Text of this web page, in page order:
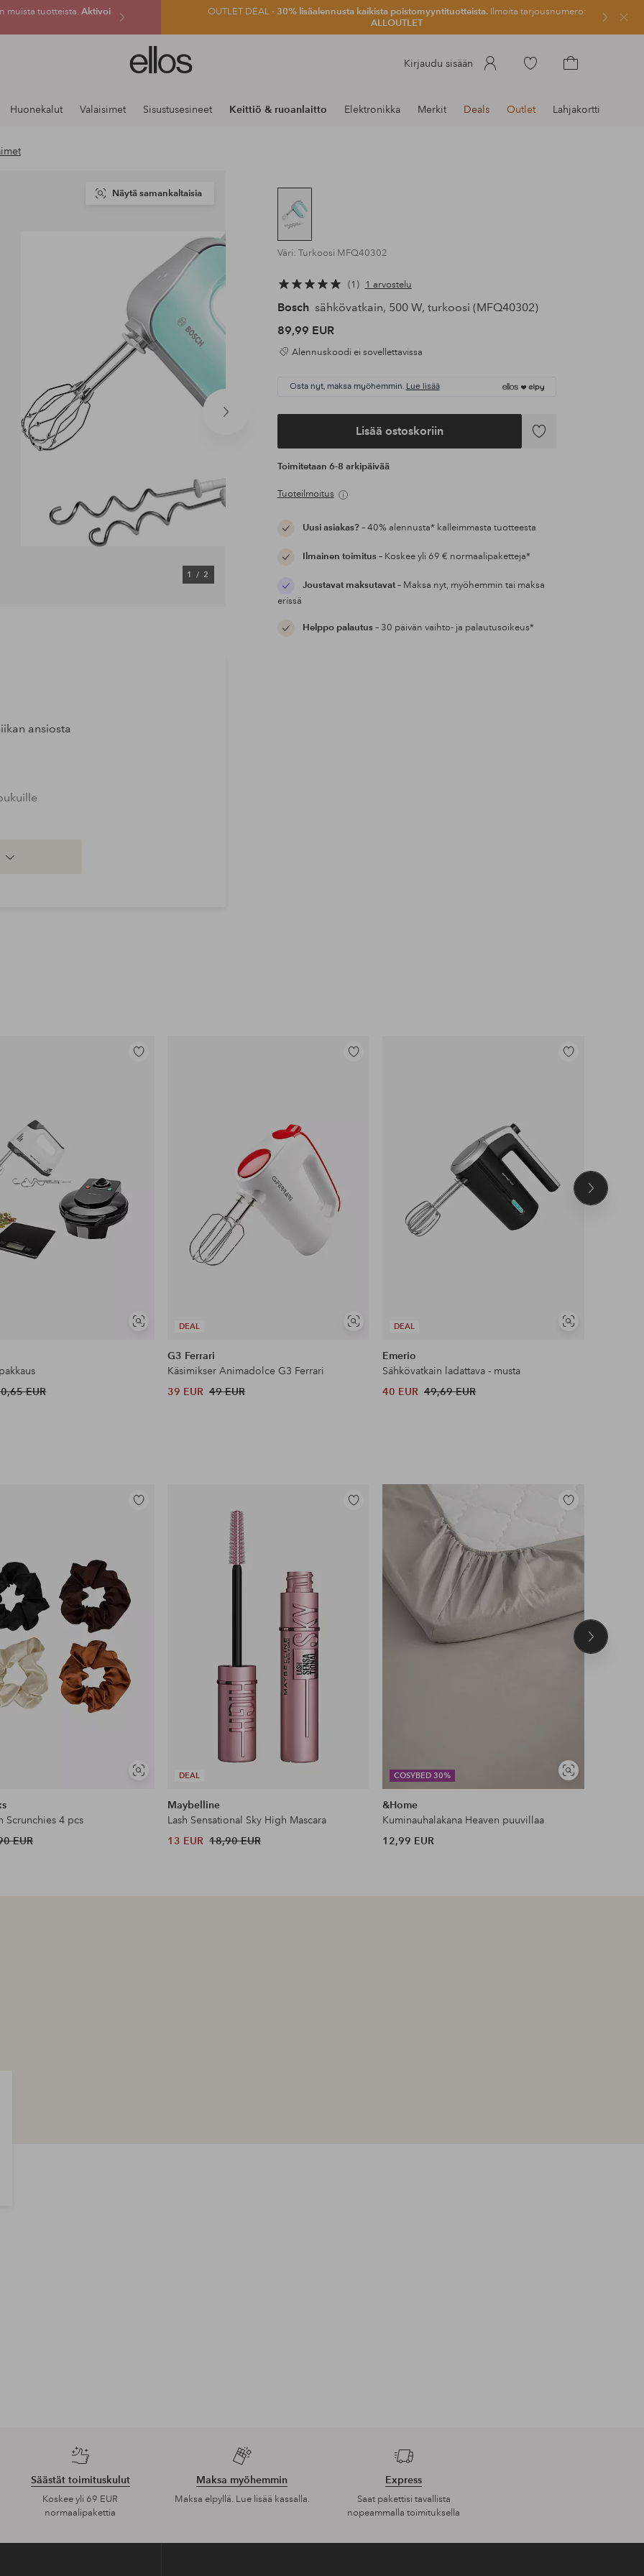
muista tuotteista. Aktivoi
OUTLET DEAL -30% lisäalennusta kaikista poistomyyntituotteista.Ilmoita tarjousnumero:
ALLOUTLET
Sulje
Ellos-
logo
siirry
Kirjaudu sisään
Siirry
Huonekalut Valaisimet Sisustusesineet Keittiö & ruoanlaitto Elektronikka Merkit Deals Outlet Lahjakortti
Seuraava
1/ 2
Näytä samankaltaisia
Väri: Turkoosi MFQ40302
1 1 arvostelu
Bosch sähkövatkain, 500 W, turkoosi (MFQ40302)
89,99 EUR
Alennuskoodi ei sovellettavissa
Osta nyt, maksa myöhemmin. Lue lisää
Lisää ostoskoriin
Lisää
Toimitetaan 6-8 arkipäivää
Tuoteilmoitus
Uusi asiakas?– 40% alennusta* kalleimmasta tuotteesta
Ilmainen toimitus– Koskee yli 69 € normaalipaketteja*
Joustavat maksutavat– Maksa nyt, myöhemmin tai maksa
erissä
Helppo palautus– 30 päivän vaihto- ja palautusoikeus*
ansiosta
Näytä
Lisää
EUR
DEAL
Näytä
Lisää
G3 Ferrari
Käsimikser Animadolce G3 Ferrari
39 EUR 49 EUR
DEAL
Näytä
Lisää
Emerio
Sähkövatkain ladattava - musta
40 EUR 49,69 EUR
Seuraava
Näytä
Lisää
Scrunchies 4 pcs
EUR
DEAL
Lisää
Maybelline
Lash Sensational Sky High Mascara
13 EUR 18,90 EUR
COSYBED 30%
Näytä
samankaltaisia
Lisää
&Home
Kuminauhalakana Heaven puuvillaa
12,99 EUR
Seuraava
Säästät toimituskulut
Koskee yli 69 EUR
normaalipakettia
Maksa myöhemmin
Maksa elpyllä. Lue lisää kassalla.
Express
Saat pakettisi tavallista
nopeammalla toimituksella